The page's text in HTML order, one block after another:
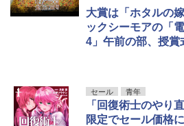
大賞は「ホタルの
ックシーモアの「
4」午前の部、授賞
セール 青年
「回復術士のやり
限定でセール価格